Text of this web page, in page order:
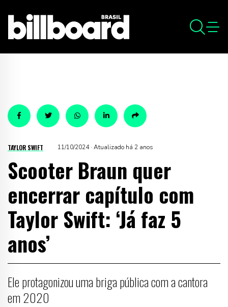
TAYLOR SWIFT 11/10/2024 · Atualizado há 2 anos
Scooter Braun quer
encerrar capítulo com
Taylor Swift: ‘Já faz 5
anos’
Ele protagonizou uma briga pública com a cantora
em 2020